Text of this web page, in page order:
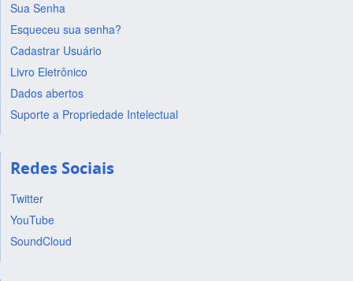
Sua Senha
Esqueceu sua senha?
Cadastrar Usuário
Livro Eletrônico
Dados abertos
Suporte a Propriedade Intelectual
Redes Sociais
Twitter
YouTube
SoundCloud